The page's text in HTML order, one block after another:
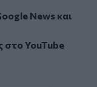
Newsκαι
στοYouTube